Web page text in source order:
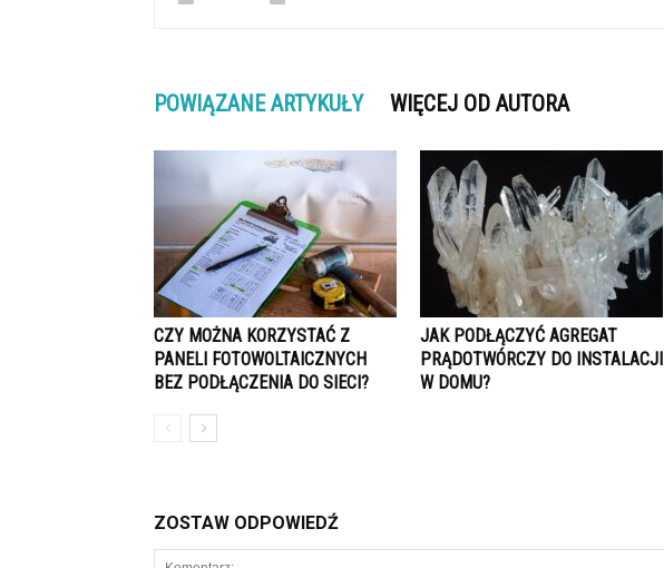
POWIĄZANE ARTYKUŁY WIĘCEJ OD AUTORA
CZY MOŻNA KORZYSTAĆ Z
PANELI FOTOWOLTAICZNYCH
BEZ PODŁĄCZENIA DO SIECI?
JAK PODŁĄCZYĆ AGREGAT
PRĄDOTWÓRCZY DO INSTALACJI
W DOMU?
ZOSTAW ODPOWIEDŹ